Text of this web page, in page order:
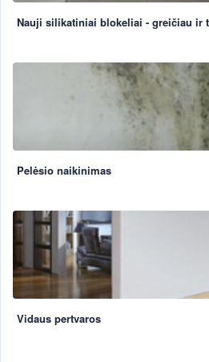
Nauji silikatiniai blokeliai - greičiau ir
Pelėsio naikinimas
Vidaus pertvaros